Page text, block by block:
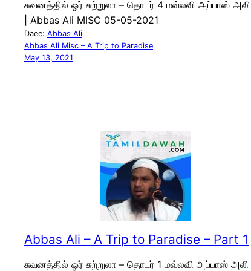
சுவனத்தில் ஓர் சுற்றுலா – தொடர் 4 மவ்லவி அப்பாஸ் அலி
| Abbas Ali MISC 05-05-2021
Daee: Abbas Ali
Abbas Ali Misc – A Trip to Paradise
May 13, 2021
Abbas Ali – A Trip to Paradise – Part 1
சுவனத்தில் ஓர் சுற்றுலா – தொடர் 1 மவ்லவி அப்பாஸ் அலி